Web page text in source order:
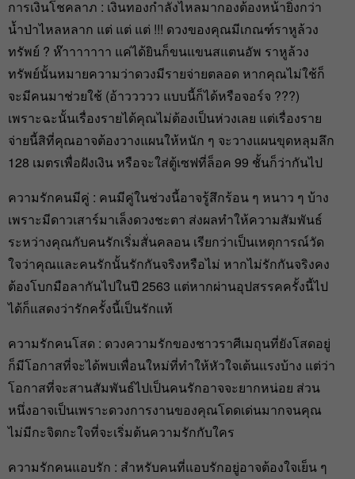
การเงินโชคลาภ : เงินทองกำลังไหลมากองต้องหน้ายิ่งกว่า
น้ำป่าไหลหลาก แต่ แต่ แต่ !!! ดวงของคุณมีเกณฑ์ราหูล้วง
ทรัพย์ ? ห๊าาาาาาา แค่ได้ยินก็ขนแขนสแตนอัพ ราหูล้วง
ทรัพย์นั้นหมายความว่าดวงมีรายจ่ายตลอด หากคุณไม่ใช้ก็
จะมีคนมาช่วยใช้ (อ้าววววว แบบนี้ก็ได้หรือจอร์จ ???)
เพราะฉะนั้นเรื่องรายได้คุณไม่ต้องเป็นห่วงเลย แต่เรื่องราย
จ่ายนี้สิที่คุณอาจต้องวางแผนให้หนัก ๆ จะวางแผนขุดหลุมลึก
128 เมตรเพื่อฝังเงิน หรือจะใส่ตู้เซฟที่ล็อค 99 ชั้นก็ว่ากันไป
ความรักคนมีคู่ : คนมีคู่ในช่วงนี้อาจรู้สึกร้อน ๆ หนาว ๆ บ้าง
เพราะมีดาวเสาร์มาเล็งดวงชะตา ส่งผลทำให้ความสัมพันธ์
ระหว่างคุณกับคนรักเริ่มสั่นคลอน เรียกว่าเป็นเหตุการณ์วัด
ใจว่าคุณและคนรักนั้นรักกันจริงหรือไม่ หากไม่รักกันจริงคง
ต้องโบกมือลากันไปในปี 2563 แต่หากผ่านอุปสรรคครั้งนี้ไป
ได้ก็แสดงว่ารักครั้งนี้เป็นรักแท้
ความรักคนโสด : ดวงความรักของชาวราศีเมถุนที่ยังโสดอยู่
ก็มีโอกาสที่จะได้พบเพื่อนใหม่ที่ทำให้หัวใจเต้นแรงบ้าง แต่ว่า
โอกาสที่จะสานสัมพันธ์ไปเป็นคนรักอาจจะยากหน่อย ส่วน
หนึ่งอาจเป็นเพราะดวงการงานของคุณโดดเด่นมากจนคุณ
ไม่มีกะจิตกะใจที่จะเริ่มต้นความรักกับใคร
ความรักคนแอบรัก : สำหรับคนที่แอบรักอยู่อาจต้องใจเย็น ๆ